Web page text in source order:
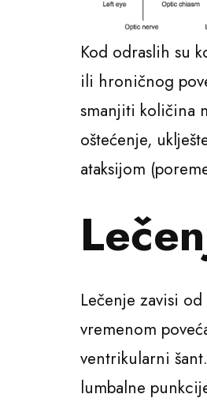
Kod odraslih su
ili hroničnog
smanjiti količina
oštećenje,
ataksijom
Lečenje zavisi
vremenom
ventrikularni
lumbalne